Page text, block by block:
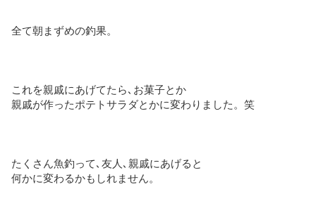
全て朝まずめの釣果。
これを親戚にあげてたら､お菓子とか
親戚が作ったポテトサラダとかに変わりました。笑
たくさん魚釣って､友人､親戚にあげると
何かに変わるかもしれません。